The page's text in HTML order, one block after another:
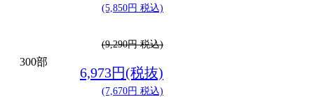
(5,850円 税込)
300部
(9,290円 税込)
6,973円(税抜)
(7,670円 税込)